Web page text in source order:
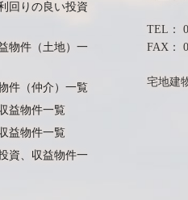
回りの良い投資
物件（土地）一
件（仲介）一覧
益物件一覧
益物件一覧
資、収益物件一
TEL：
FAX：
宅地建